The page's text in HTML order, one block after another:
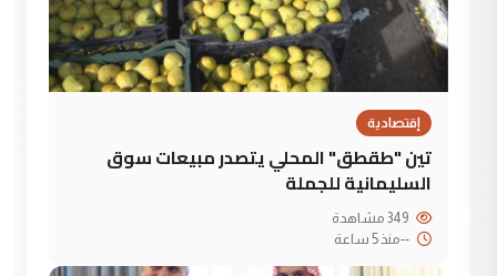
إقتصادية
تين "طقطق" المحلي يتصدر مبيعات سوق
السليمانية للجملة
--منذ 5 ساعة